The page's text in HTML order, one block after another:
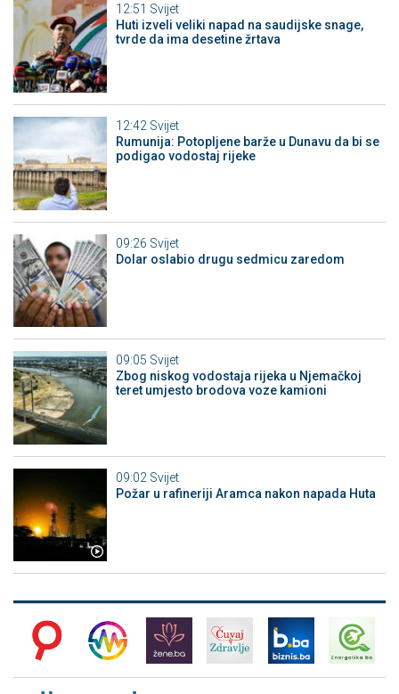
12:51 Svijet
Huti izveli veliki napad na saudijske snage,
tvrde da ima desetine žrtava
12:42 Svijet
Rumunija: Potopljene barže u Dunavu da bi se
podigao vodostaj rijeke
09:26 Svijet
Dolar oslabio drugu sedmicu zaredom
09:05 Svijet
Zbog niskog vodostaja rijeka u Njemačkoj
teret umjesto brodova voze kamioni
09:02 Svijet
Požar u rafineriji Aramca nakon napada Huta